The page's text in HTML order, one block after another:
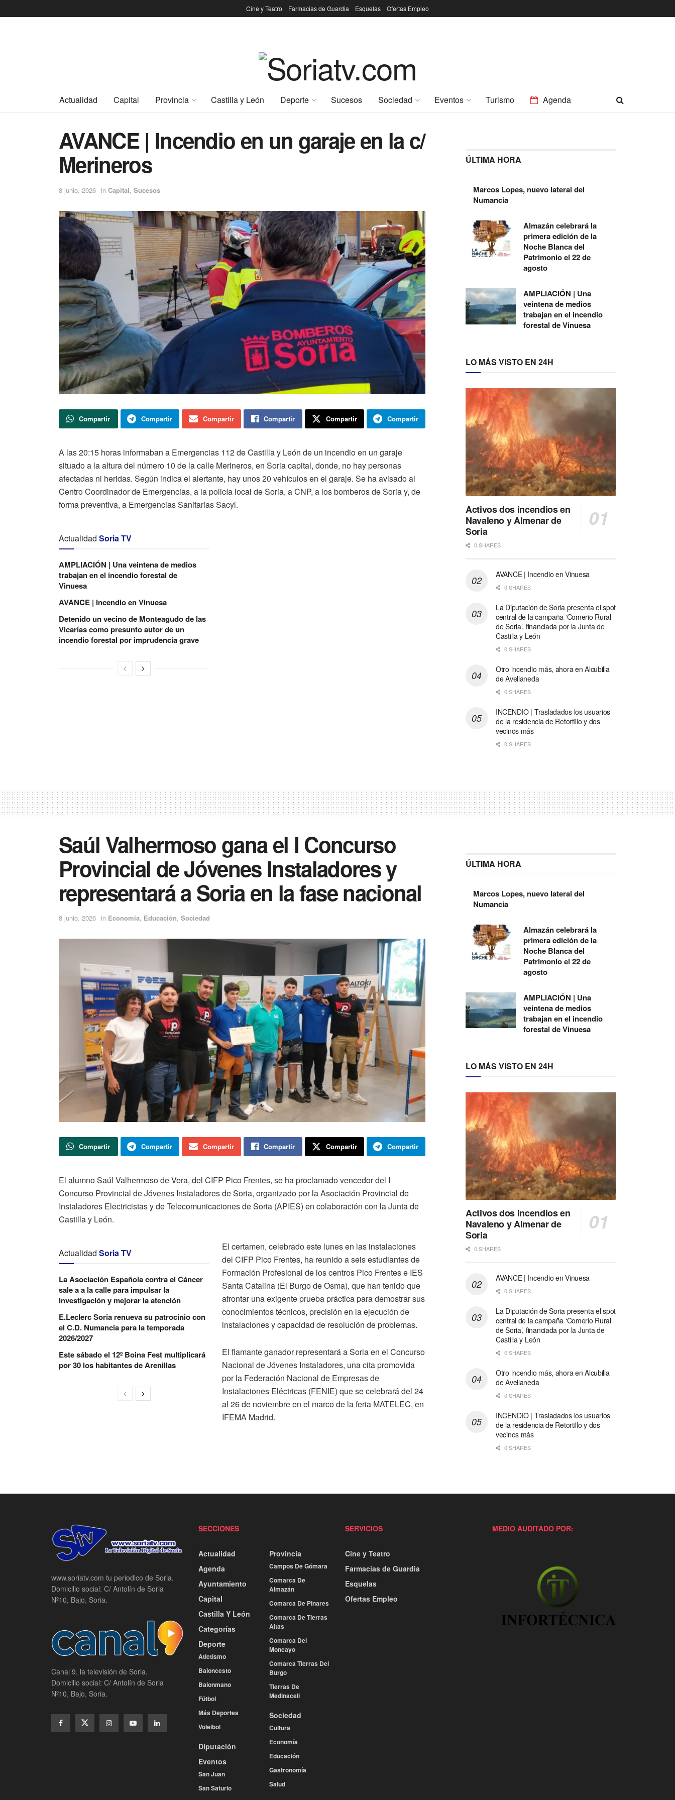
Cine y Teatro Farmacias de Guardia Esquelas Ofertas Empleo
Actualidad Capital Provincia Castilla y León Deporte Sucesos Sociedad Eventos Turismo Agenda
AVANCE | Incendio en un garaje en la c/
Merineros
8 junio, 2026 in Capital, Sucesos
Compartir Compartir Compartir Compartir Compartir Compartir
A las 20:15 horas informaban a Emergencias 112 de Castilla y León de un incendio en un garaje
situado a la altura del número 10 de la calle Merineros, en Soria capital, donde, no hay personas
afectadas ni heridas. Según indica el alertante, hay unos 20 vehículos en el garaje. Se ha avisado al
Centro Coordinador de Emergencias, a la policía local de Soria, a CNP, a los bomberos de Soria y, de
forma preventiva, a Emergencias Sanitarias Sacyl.
Actualidad Soria TV
AMPLIACIÓN | Una veintena de medios
trabajan en el incendio forestal de
Vinuesa
AVANCE | Incendio en Vinuesa
Detenido un vecino de Monteagudo de las
Vicarías como presunto autor de un
incendio forestal por imprudencia grave
ÚLTIMA HORA
Marcos Lopes, nuevo lateral del
Numancia
Almazán celebrará la
primera edición de la
Noche Blanca del
Patrimonio el 22 de
agosto
AMPLIACIÓN | Una
veintena de medios
trabajan en el incendio
forestal de Vinuesa
LO MÁS VISTO EN 24H
Activos dos incendios en
Navaleno y Almenar de
Soria
0 SHARES
AVANCE | Incendio en Vinuesa
0 SHARES
La Diputación de Soria presenta el spot
central de la campaña ‘Comerio Rural
de Soria’, financiada por la Junta de
Castilla y León
0 SHARES
Otro incendio más, ahora en Alcubilla
de Avellaneda
0 SHARES
INCENDIO | Trasladados los usuarios
de la residencia de Retortillo y dos
vecinos más
0 SHARES
Saúl Valhermoso gana el I Concurso
Provincial de Jóvenes Instaladores y
representará a Soria en la fase nacional
8 junio, 2026 in Economía, Educación, Sociedad
Compartir Compartir Compartir Compartir Compartir Compartir
El alumno Saúl Valhermoso de Vera, del CIFP Pico Frentes, se ha proclamado vencedor del I
Concurso Provincial de Jóvenes Instaladores de Soria, organizado por la Asociación Provincial de
Instaladores Electricistas y de Telecomunicaciones de Soria (APIES) en colaboración con la Junta de
Castilla y León.
Actualidad Soria TV
La Asociación Española contra el Cáncer
sale a a la calle para impulsar la
investigación y mejorar la atención
E.Leclerc Soria renueva su patrocinio con
el C.D. Numancia para la temporada
2026/2027
Este sábado el 12º Boina Fest multiplicará
por 30 los habitantes de Arenillas
El certamen, celebrado este lunes en las instalaciones
del CIFP Pico Frentes, ha reunido a seis estudiantes de
Formación Profesional de los centros Pico Frentes e IES
Santa Catalina (El Burgo de Osma), que han tenido que
afrontar una exigente prueba práctica para demostrar sus
conocimientos técnicos, precisión en la ejecución de
instalaciones y capacidad de resolución de problemas.
El flamante ganador representará a Soria en el Concurso
Nacional de Jóvenes Instaladores, una cita promovida
por la Federación Nacional de Empresas de
Instalaciones Eléctricas (FENIE) que se celebrará del 24
al 26 de noviembre en el marco de la feria MATELEC, en
IFEMA Madrid.
ÚLTIMA HORA
Marcos Lopes, nuevo lateral del
Numancia
Almazán celebrará la
primera edición de la
Noche Blanca del
Patrimonio el 22 de
agosto
AMPLIACIÓN | Una
veintena de medios
trabajan en el incendio
forestal de Vinuesa
LO MÁS VISTO EN 24H
Activos dos incendios en
Navaleno y Almenar de
Soria
0 SHARES
AVANCE | Incendio en Vinuesa
0 SHARES
La Diputación de Soria presenta el spot
central de la campaña ‘Comerio Rural
de Soria’, financiada por la Junta de
Castilla y León
0 SHARES
Otro incendio más, ahora en Alcubilla
de Avellaneda
0 SHARES
INCENDIO | Trasladados los usuarios
de la residencia de Retortillo y dos
vecinos más
0 SHARES
www.soriatv.com tu periodico de Soria.
Domicilio social: C/ Antolín de Soria
Nº10, Bajo, Soria.
Canal 9, la televisión de Soria.
Domicilio social: C/ Antolín de Soria
Nº10, Bajo, Soria.
SECCIONES
Actualidad
Agenda
Ayuntamiento
Capital
Castilla Y León
Categorías
Deporte
Atletismo
Baloncesto
Balonmano
Fútbol
Más Deportes
Voleibol
Diputación
Eventos
San Juan
San Saturio
Provincia
Campos De Gómara
Comarca De
Almazán
Comarca De Pinares
Comarca De Tierras
Altas
Comarca Del
Moncayo
Comarca Tierras Del
Burgo
Tierras De
Medinaceli
Sociedad
Cultura
Economía
Educación
Gastronomía
Salud
SERVICIOS
Cine y Teatro
Farmacias de Guardia
Esquelas
Ofertas Empleo
MEDIO AUDITADO POR: